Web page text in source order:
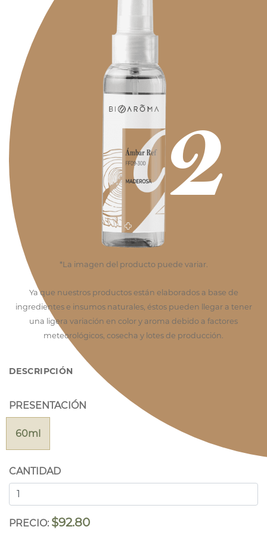
*La imagen del producto puede variar.
Ya que nuestros productos están elaborados a base de
ingredientes e insumos naturales, éstos pueden llegar a tener
una ligera variación en color y aroma debido a factores
meteorológicos, cosecha y lotes de producción.
DESCRIPCIÓN
PRESENTACIÓN
60ml
CANTIDAD
PRECIO: $92.80